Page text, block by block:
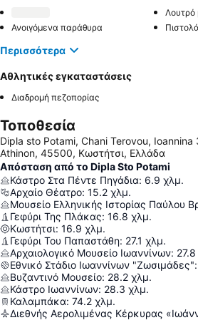
Λουτρό
Ανοιγόμενα παράθυρα
Περισσότερα
Αθλητικές εγκαταστάσεις
Διαδρομή πεζοπορίας
Τοποθεσία
Dipla sto Potami, Chani Terovou,
Athinon, 45500, Κωστήτσι, Ελλάδα
Απόσταση από το Dipla Sto Potami
Κάστρο Στα Πέντε Πηγάδια: 6.9 χλμ.
Αρχαίο Θέατρο: 15.2 χλμ.
Γεφύρι Της Πλάκας: 16.8 χλμ.
Κωστήτσι: 16.9 χλμ.
Γεφύρι Του Παπαστάθη: 27.1 χλμ.
Αρχαιολογικό Μουσείο Ιωαννίνων: 27.8
Εθνικό Στάδιο Ιωαννίνων "Ζωσιμάδες":
Βυζαντινό Μουσείο: 28.2 χλμ.
Κάστρο Ιωαννίνων: 28.3 χλμ.
Καλαμπάκα: 74.2 χλμ.